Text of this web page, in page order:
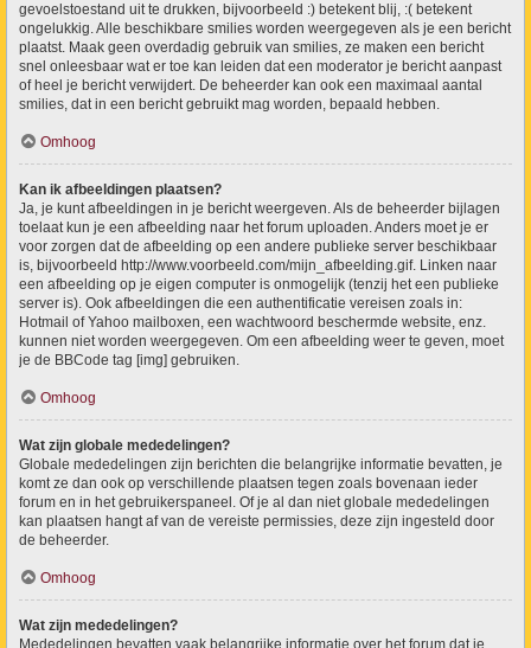
gevoelstoestand uit te drukken, bijvoorbeeld :) betekent blij, :( betekent
ongelukkig. Alle beschikbare smilies worden weergegeven als je een bericht
plaatst. Maak geen overdadig gebruik van smilies, ze maken een bericht
snel onleesbaar wat er toe kan leiden dat een moderator je bericht aanpast
of heel je bericht verwijdert. De beheerder kan ook een maximaal aantal
smilies, dat in een bericht gebruikt mag worden, bepaald hebben.
Omhoog
Kan ik afbeeldingen plaatsen?
Ja, je kunt afbeeldingen in je bericht weergeven. Als de beheerder bijlagen
toelaat kun je een afbeelding naar het forum uploaden. Anders moet je er
voor zorgen dat de afbeelding op een andere publieke server beschikbaar
is, bijvoorbeeld http://www.voorbeeld.com/mijn_afbeelding.gif. Linken naar
een afbeelding op je eigen computer is onmogelijk (tenzij het een publieke
server is). Ook afbeeldingen die een authentificatie vereisen zoals in:
Hotmail of Yahoo mailboxen, een wachtwoord beschermde website, enz.
kunnen niet worden weergegeven. Om een afbeelding weer te geven, moet
je de BBCode tag [img] gebruiken.
Omhoog
Wat zijn globale mededelingen?
Globale mededelingen zijn berichten die belangrijke informatie bevatten, je
komt ze dan ook op verschillende plaatsen tegen zoals bovenaan ieder
forum en in het gebruikerspaneel. Of je al dan niet globale mededelingen
kan plaatsen hangt af van de vereiste permissies, deze zijn ingesteld door
de beheerder.
Omhoog
Wat zijn mededelingen?
Mededelingen bevatten vaak belangrijke informatie over het forum dat je